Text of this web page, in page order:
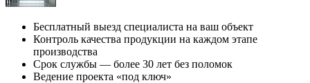
Бесплатный выезд специалиста на ваш объект
Контроль качества продукции на каждом этапе
производства
Срок службы — более 30 лет без поломок
Ведение проекта «под ключ»